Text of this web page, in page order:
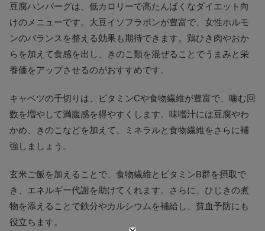
豆腐ハンバーグは、低カロリーで高たんぱくなダイエット向
けのメニューです。大豆イソフラボンが豊富で、女性ホルモ
ンのバランスを整える効果も期待できます。鶏ひき肉やおか
らを加えて食感を出し、きのこ類を混ぜることでうまみと栄
養価をアップさせるのがおすすめです。
キャベツの千切りは、ビタミンCや食物繊維が豊富で、噛む回
数を増やして満腹感を得やすくします。味噌汁には豆腐やわ
かめ、きのこなどを加えて、ミネラルと食物繊維をさらに補
強しましょう。
玄米ご飯を加えることで、食物繊維とビタミンB群を摂取で
き、エネルギー代謝を助けてくれます。さらに、ひじきの煮
物を添えることで鉄分やカルシウムを補給し、貧血予防にも
役立ちます。